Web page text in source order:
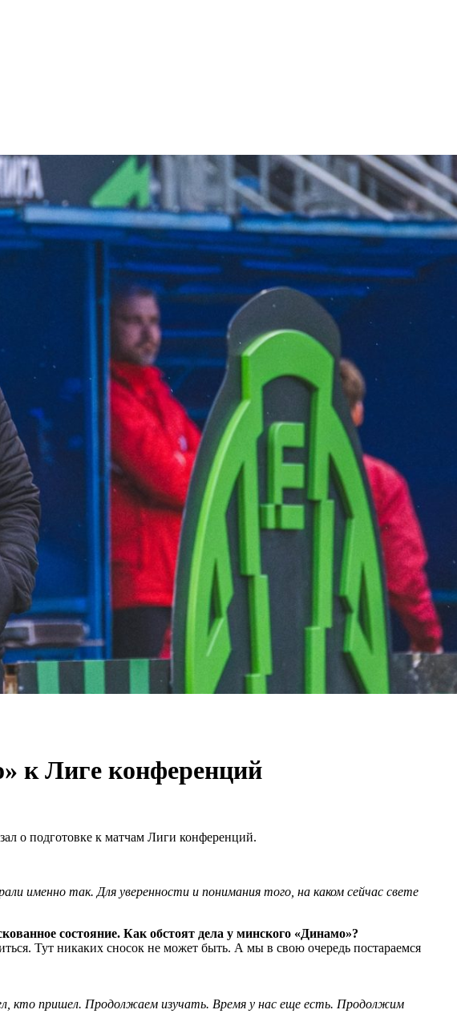
к Лиге конференций
о подготовке к матчам Лиги конференций.
именно так. Для уверенности и понимания того, на каком сейчас свете
состояние. Как обстоят дела у минского «Динамо»?
Тут никаких сносок не может быть. А мы в свою очередь постараемся
кто пришел. Продолжаем изучать. Время у нас еще есть. Продолжим